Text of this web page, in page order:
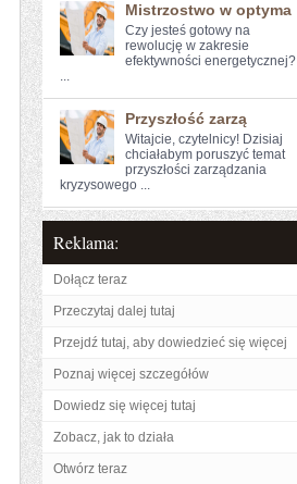
Mistrzostwo w optyma
Czy jesteś gotowy na
rewolucję w ‍zakresie
efektywności energetycznej?
...
Przyszłość zarzą
Witajcie, ⁢czytelnicy!⁣ Dzisiaj
chciałabym poruszyć‌ temat
przyszłości ‌zarządzania
⁢kryzysowego ...
Reklama:
Dołącz teraz
Przeczytaj dalej tutaj
Przejdź tutaj, aby dowiedzieć się więcej
Poznaj więcej szczegółów
Dowiedz się więcej tutaj
Zobacz, jak to działa
Otwórz teraz